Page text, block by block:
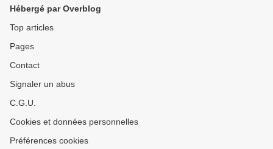
Hébergé par Overblog
Top articles
Pages
Contact
Signaler un abus
C.G.U.
Cookies et données personnelles
Préférences cookies